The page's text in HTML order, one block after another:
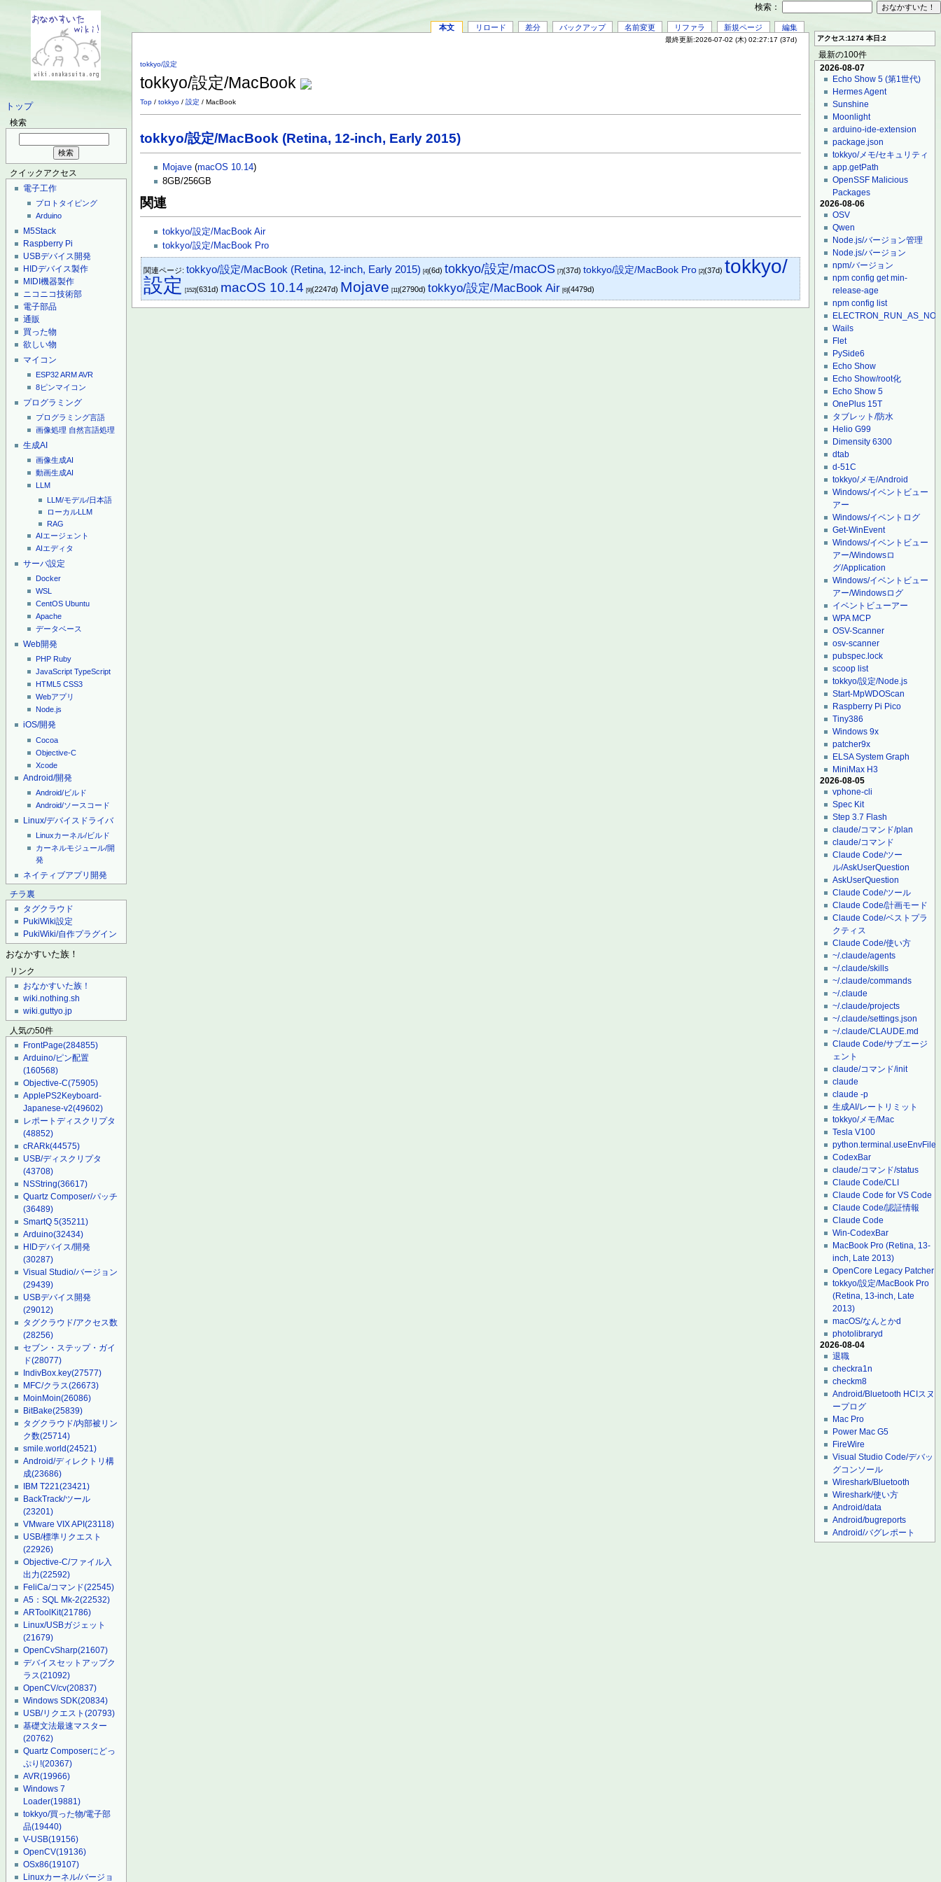
トップ
検索
クイックアクセス
電子工作
プロトタイピング
Arduino
M5Stack
Raspberry Pi
USBデバイス開発
HIDデバイス製作
MIDI機器製作
ニコニコ技術部
電子部品
通販
買った物
欲しい物
マイコン
ESP32ARMAVR
8ピンマイコン
プログラミング
プログラミング言語
画像処理 自然言語処理
生成AI
画像生成AI
動画生成AI
LLM
LLM/モデル/日本語
ローカルLLM
RAG
AIエージェント
AIエディタ
サーバ設定
Docker
WSL
CentOS Ubuntu
Apache
データベース
Web開発
PHP Ruby
JavaScript TypeScript
HTML5 CSS3
Webアプリ
Node.js
iOS/開発
Cocoa
Objective-C
Xcode
Android/開発
Android/ビルド
Android/ソースコード
Linux/デバイスドライバ
Linuxカーネル/ビルド
カーネルモジュール/開
発
ネイティブアプリ開発
チラ裏
タグクラウド
PukiWiki設定
PukiWiki/自作プラグイン
おなかすいた族！
リンク
おなかすいた族！
wiki.nothing.sh
wiki.guttyo.jp
人気の50件
FrontPage(284855)
Arduino/ピン配置
(160568)
Objective-C(75905)
ApplePS2Keyboard-
Japanese-v2(49602)
レポートディスクリプタ
(48852)
cRARk(44575)
USB/ディスクリプタ
(43708)
NSString(36617)
Quartz Composer/パッチ
(36489)
SmartQ 5(35211)
Arduino(32434)
HIDデバイス/開発
(30287)
Visual Studio/バージョン
(29439)
USBデバイス開発
(29012)
タグクラウド/アクセス数
(28256)
セブン・ステップ・ガイ
ド(28077)
IndivBox.key(27577)
MFC/クラス(26673)
MoinMoin(26086)
BitBake(25839)
タグクラウド/内部被リン
ク数(25714)
smile.world(24521)
Android/ディレクトリ構
成(23686)
IBM T221(23421)
BackTrack/ツール
(23201)
VMware VIX API(23118)
USB/標準リクエスト
(22926)
Objective-C/ファイル入
出力(22592)
FeliCa/コマンド(22545)
A5：SQL Mk-2(22532)
ARToolKit(21786)
Linux/USBガジェット
(21679)
OpenCvSharp(21607)
デバイスセットアップク
ラス(21092)
OpenCV/cv(20837)
Windows SDK(20834)
USB/リクエスト(20793)
基礎文法最速マスター
(20762)
Quartz Composerにどっ
ぷり!(20367)
AVR(19966)
Windows 7
Loader(19881)
tokkyo/買った物/電子部
品(19440)
V-USB(19156)
OpenCV(19136)
OSx86(19107)
Linuxカーネル/バージョ
本文 リロード 差分 バックアップ 名前変更 リファラ 新規ページ 編集
最終更新:2026-07-02 (木) 02:27:17 (37d)
tokkyo/設定
tokkyo/設定/MacBook
Top /tokkyo /設定 / MacBook
tokkyo/設定/MacBook (Retina, 12-inch, Early 2015)
Mojave (macOS 10.14)
8GB/256GB
関連
tokkyo/設定/MacBook Air
tokkyo/設定/MacBook Pro
関連ページ:tokkyo/設定/MacBook (Retina, 12-inch, Early 2015) [4](6d)tokkyo/設定/macOS [7](37d)tokkyo/設定/MacBook Pro [2](37d) tokkyo/
設定
[152](631d) macOS 10.14 [9](2247d) Mojave [11](2790d)tokkyo/設定/MacBook Air [6](4479d)
アクセス:1274 本日:2
最新の100件
2026-08-07
Echo Show 5 (第1世代)
Hermes Agent
Sunshine
Moonlight
arduino-ide-extension
package.json
tokkyo/メモ/セキュリティ
app.getPath
OpenSSF Malicious
Packages
2026-08-06
OSV
Qwen
Node.js/バージョン管理
Node.js/バージョン
npm/バージョン
npm config get min-
release-age
npm config list
Wails
Flet
PySide6
Echo Show
Echo Show/root化
Echo Show 5
OnePlus 15T
タブレット/防水
Helio G99
Dimensity 6300
dtab
d-51C
tokkyo/メモ/Android
Windows/イベントビュー
アー
Windows/イベントログ
Get-WinEvent
Windows/イベントビュー
アー/Windowsロ
グ/Application
Windows/イベントビュー
アー/Windowsログ
イベントビューアー
WPA MCP
OSV-Scanner
osv-scanner
pubspec.lock
scoop list
tokkyo/設定/Node.js
Start-MpWDOScan
Raspberry Pi Pico
Tiny386
Windows 9x
patcher9x
ELSA System Graph
MiniMax H3
2026-08-05
vphone-cli
Spec Kit
Step 3.7 Flash
claude/コマンド/plan
claude/コマンド
Claude Code/ツー
ル/AskUserQuestion
AskUserQuestion
Claude Code/ツール
Claude Code/計画モード
Claude Code/ベストプラ
クティス
Claude Code/使い方
~/.claude/agents
~/.claude/skills
~/.claude/commands
~/.claude
~/.claude/projects
~/.claude/settings.json
~/.claude/CLAUDE.md
Claude Code/サブエージ
ェント
claude/コマンド/init
claude
claude -p
生成AI/レートリミット
tokkyo/メモ/Mac
Tesla V100
python.terminal.useEnvFile
CodexBar
claude/コマンド/status
Claude Code/CLI
Claude Code for VS Code
Claude Code/認証情報
Claude Code
Win-CodexBar
MacBook Pro (Retina, 13-
inch, Late 2013)
OpenCore Legacy Patcher
tokkyo/設定/MacBook Pro
(Retina, 13-inch, Late
2013)
macOS/なんとかd
photolibraryd
2026-08-04
退職
checkra1n
checkm8
Android/Bluetooth HCIスヌ
ープログ
Mac Pro
Power Mac G5
FireWire
Visual Studio Code/デバッ
グコンソール
Wireshark/Bluetooth
Wireshark/使い方
Android/data
Android/bugreports
Android/バグレポート
検索：